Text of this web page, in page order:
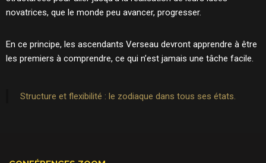
novatrices, que le monde peu avancer, progresser.
En ce principe, les ascendants Verseau devront apprendre à être
les premiers à comprendre, ce qui n’est jamais une tâche facile.
Structure et flexibilité : le zodiaque dans tous ses états.